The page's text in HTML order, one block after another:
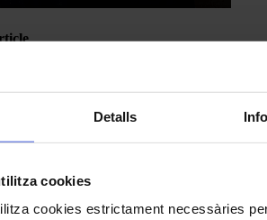
Detalls
cookies
cookies estrictament necessàries
publicarà.